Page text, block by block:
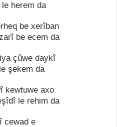
herem da
be xerîban
be ecem da
çûwe daykî
şekem da
kewtuwe axo
le rehim da
cewad e